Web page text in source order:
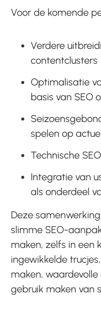
Voor de komende
Verdere
contentclusters
Optimalisatie
basis van SEO
spelen op
Technische
Integratie van
als onderdeel
Deze
slimme SEO-
maken, zelfs in een
ingewikkelde
maken,
gebruik maken van